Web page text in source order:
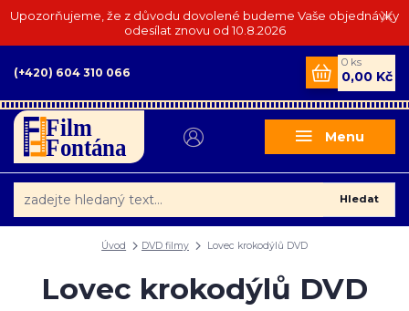
Upozorňujeme, že z důvodu dovolené budeme Vaše objednávky
odesílat znovu od 10.8.2026
Menu
Hledat
(+420) 604 310 066
0 ks
0,00 Kč
Úvod DVD filmy Lovec krokodýlů DVD
Lovec krokodýlů DVD